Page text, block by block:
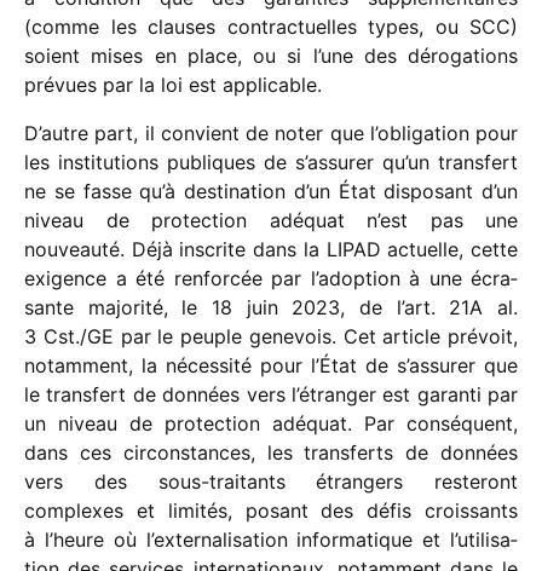
(comme les clauses contrac­tuelles types, ou SCC)
soient mises en place, ou si l’une des déro­ga­tions
prévues par la loi est applicable.
D’autre part, il convient de noter que l’obligation pour
les insti­tu­tions publiques de s’assurer qu’un trans­fert
ne se fasse qu’à desti­na­tion d’un État dispo­sant d’un
niveau de protec­tion adéquat n’est pas une
nouveauté. Déjà inscrite dans la LIPAD actuelle, cette
exigence a été renfor­cée par l’adoption à une écra­
sante majo­rité, le 18 juin 2023, de l’art. 21A al.
3 Cst./GE par le peuple gene­vois. Cet article prévoit,
notam­ment, la néces­sité pour l’État de s’as­su­rer que
le trans­fert de données vers l’étran­ger est garanti par
un niveau de protec­tion adéquat. Par consé­quent,
dans ces circons­tances, les trans­ferts de données
vers des sous-trai­tants étran­gers reste­ront
complexes et limi­tés, posant des défis crois­sants
à l’heure où l’ex­ter­na­li­sa­tion infor­ma­tique et l’uti­li­sa­